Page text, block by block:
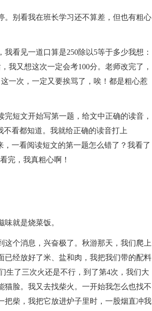
别看我在班长学习还不算差，但也有粗心
看见一道口算是250除以5等于多少我想：
我又想这次一定会考100分。老师改完了，
一次，一定又要挨骂了，唉！都是粗心惹
短文开始写第一题，给文中正确的读音，
看都知道。我就给正确的读音打上
一看阅读短文的第一题怎么错了？我看了
完，我真粗心啊！
就是烧菜饭。
个消息，兴奋极了。秋游那天，我们爬上
经放好了米、盐和肉，我把我们带的配料
生了三次火还是不行，到了第4次，我们大
脸。我又去找柴火。一开始我怎么也找不
柴，我把它放进炉子里时，一股烟直冲我